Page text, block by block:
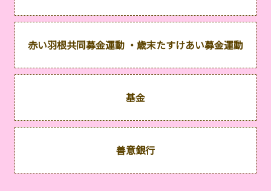
赤い羽根共同募金運動 ・歳末たすけあい募金運動
基金
善意銀行